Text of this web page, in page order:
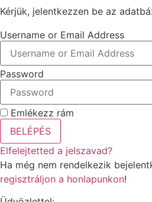
Kérjük, jelentkezzen be az
Username or Email Address
Password
Emlékezz rám
BELÉPÉS
Elfelejtetted a jelszavad?
Ha még nem rendelkezik
regisztráljon a honlapunkon!